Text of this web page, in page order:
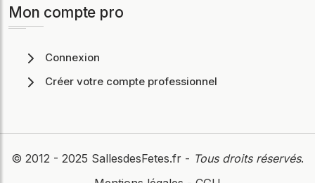
Mon compte pro
Connexion
Créer votre compte professionnel
© 2012 - 2025 SallesdesFetes.fr - Tous droits réservés.